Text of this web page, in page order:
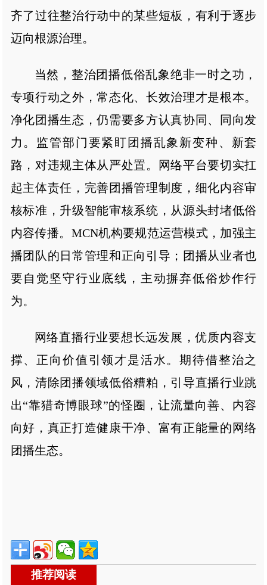
齐了过往整治行动中的某些短板，有利于逐步
迈向根源治理。
当然，整治团播低俗乱象绝非一时之功，
专项行动之外，常态化、长效治理才是根本。
净化团播生态，仍需要多方认真协同、同向发
力。监管部门要紧盯团播乱象新变种、新套
路，对违规主体从严处置。网络平台要切实扛
起主体责任，完善团播管理制度，细化内容审
核标准，升级智能审核系统，从源头封堵低俗
内容传播。MCN机构要规范运营模式，加强主
播团队的日常管理和正向引导；团播从业者也
要自觉坚守行业底线，主动摒弃低俗炒作行
为。
网络直播行业要想长远发展，优质内容支
撑、正向价值引领才是活水。期待借整治之
风，清除团播领域低俗糟粕，引导直播行业跳
出“靠猎奇博眼球”的怪圈，让流量向善、内容
向好，真正打造健康干净、富有正能量的网络
团播生态。
推荐阅读